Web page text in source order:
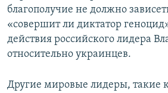
благополучие не должно
«совершит ли диктатор
действия российского лидера
относительно украинцев.
Другие мировые лидеры, такие